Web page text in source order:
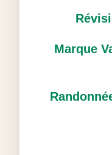
Marque